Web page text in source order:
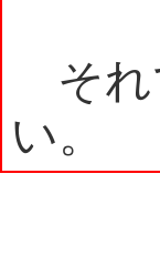
それ
い。